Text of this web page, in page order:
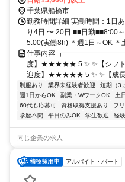
千葉県船橋市
勤務時間詳細 実働時間：1日
り4日 〜 20日 ■■日勤■■8:00
5:00(実働8h) ＊週1日～OK ＊
仕事内容
度】★★★★★ 5 ✨ ✨【シフ
迎度】★★★★★ 5 ✨ ✨【成
制服あり 業界未経験者歓迎 短期（3
週1日からOK
副業・WワークOK 土
60代も応募可
資格取得支援あり フ
学歴不問
平日のみOK 学生歓迎 経
同じ企業の求人
アルバイト・パート